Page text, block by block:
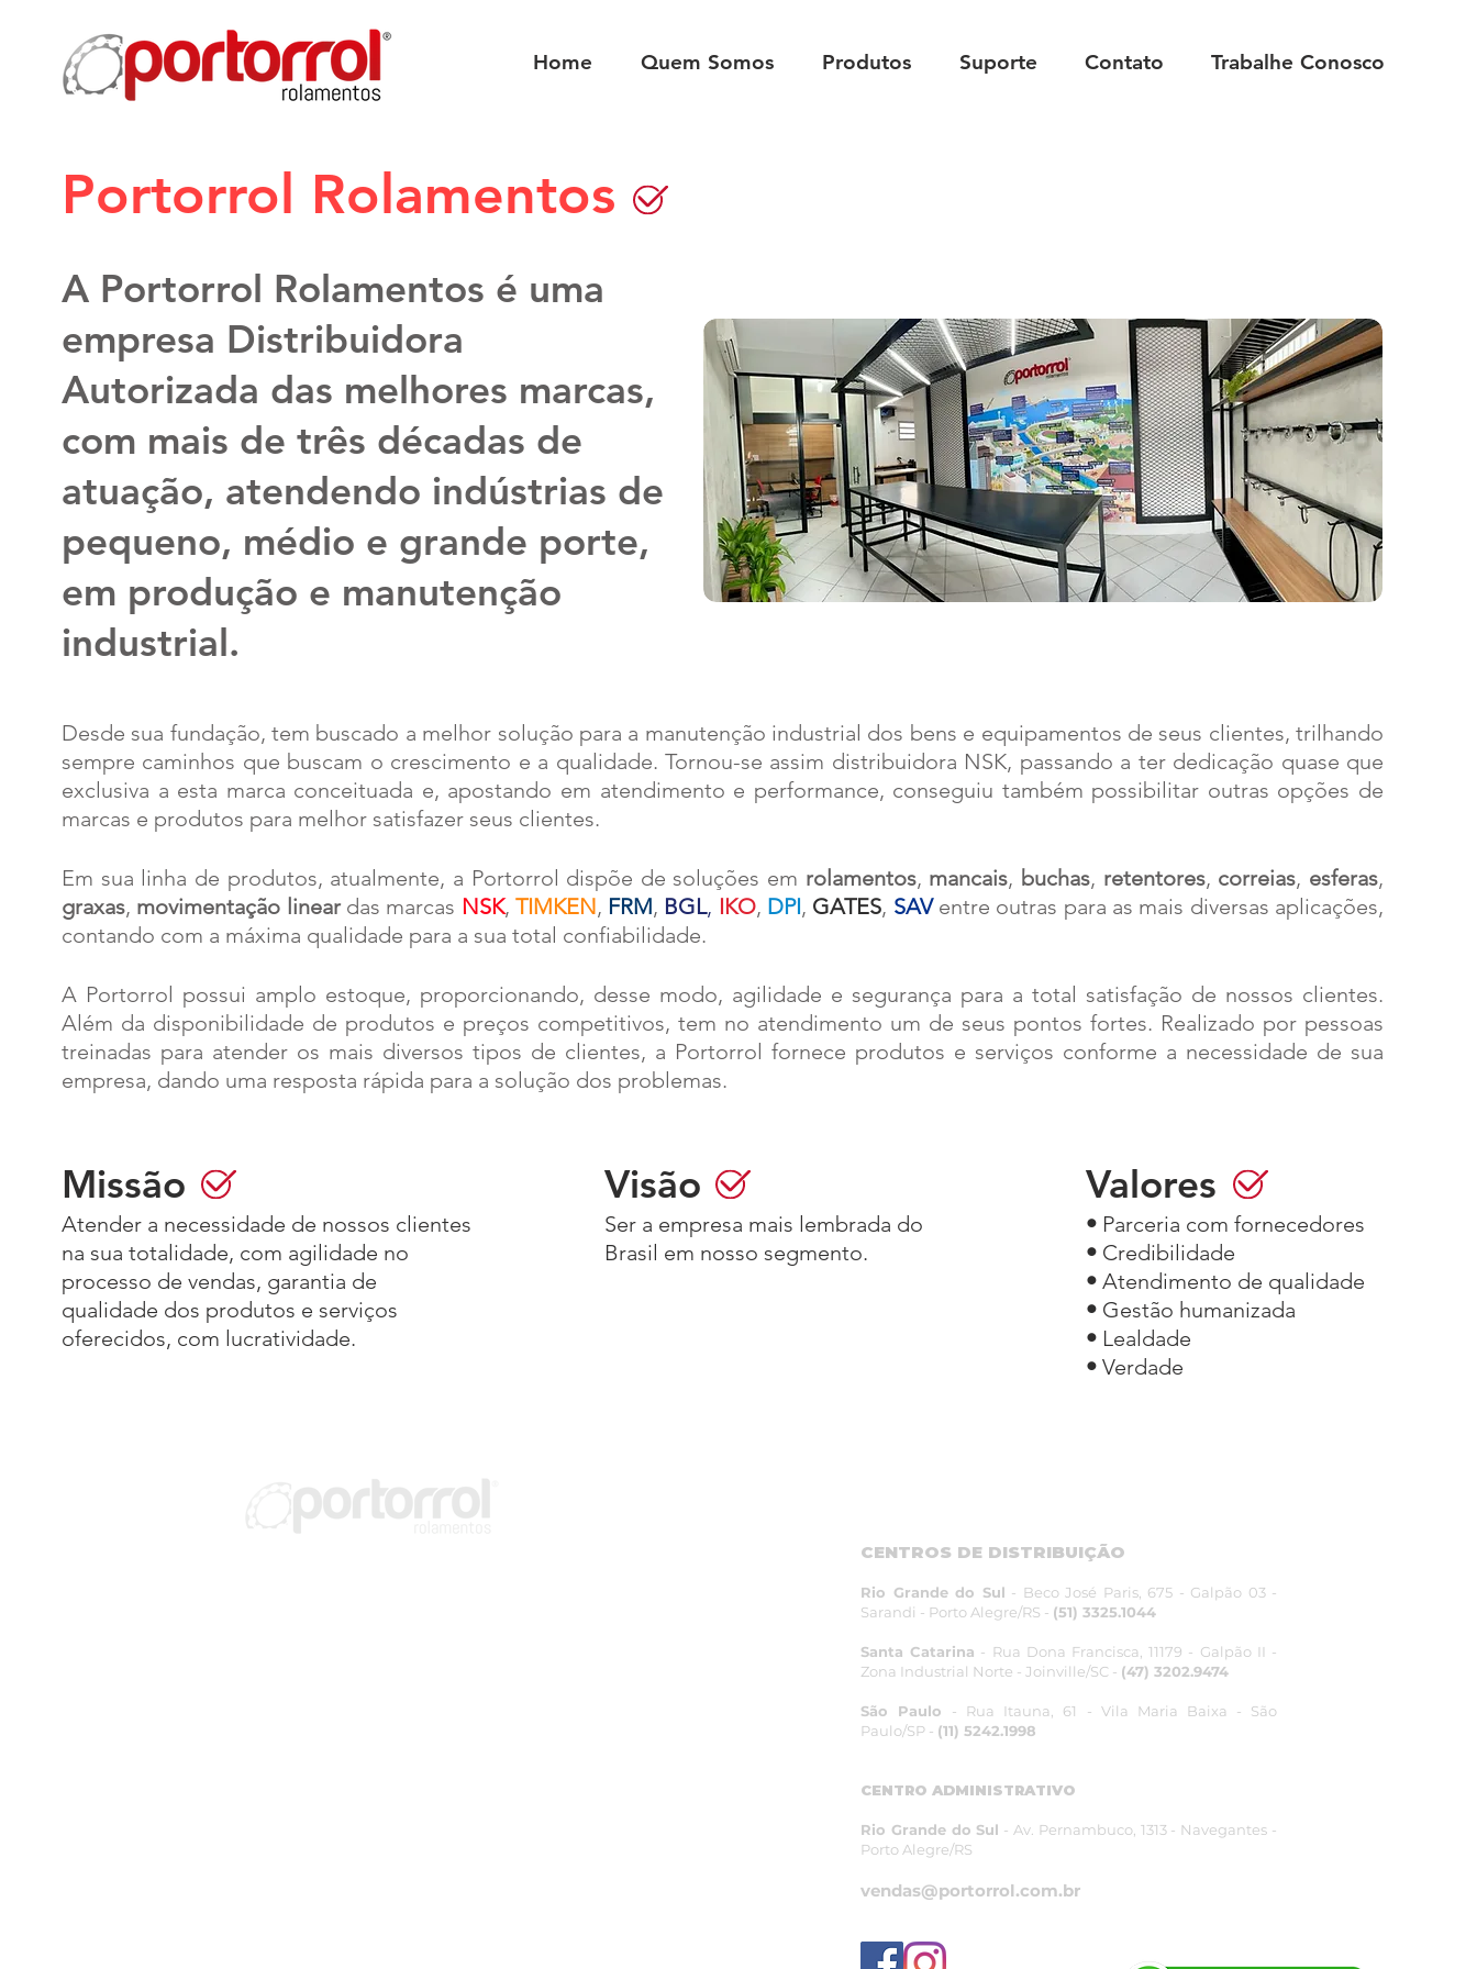
Home Quem Somos Produtos Suporte Contato Trabalhe Conosco
Portorrol Rolamentos
A Portorrol Rolamentos é uma
empresa Distribuidora
Autorizada das melhores marcas,
com mais de três décadas de
atuação, atendendo indústrias de
pequeno, médio e grande porte,
em produção e manutenção
industrial.
Desde sua fundação, tem buscado a melhor solução para a manutenção industrial dos bens e equipamentos de seus clientes, trilhando
sempre caminhos que buscam o crescimento e a qualidade. Tornou-se assim distribuidora NSK, passando a ter dedicação quase que
exclusiva a esta marca conceituada e, apostando em atendimento e performance, conseguiu também possibilitar outras opções de
marcas e produtos para melhor satisfazer seus clientes.
Em sua linha de produtos, atualmente, a Portorrol dispõe de soluções em rolamentos, mancais, buchas, retentores, correias, esferas,
graxas, movimentação linear das marcas NSK, TIMKEN, FRM, BGL, IKO, DPI, GATES, SAV entre outras para as mais diversas aplicações,
contando com a máxima qualidade para a sua total confiabilidade.
A Portorrol possui amplo estoque, proporcionando, desse modo, agilidade e segurança para a total satisfação de nossos clientes.
Além da disponibilidade de produtos e preços competitivos, tem no atendimento um de seus pontos fortes. Realizado por pessoas
treinadas para atender os mais diversos tipos de clientes, a Portorrol fornece produtos e serviços conforme a necessidade de sua
empresa, dando uma resposta rápida para a solução dos problemas.
Missão
Atender a necessidade de nossos clientes
na sua totalidade, com agilidade no
processo de vendas, garantia de
qualidade dos produtos e serviços
oferecidos, com lucratividade.
Visão
Ser a empresa mais lembrada do
Brasil em nosso segmento.
Valores
• Parceria com fornecedores
• Credibilidade
• Atendimento de qualidade
• Gestão humanizada
• Lealdade
• Verdade
CENTROS DE DISTRIBUIÇÃO
Rio Grande do Sul - Beco José Paris, 675 - Galpão 03 -
Sarandi - Porto Alegre/RS - (51) 3325.1044
Santa Catarina - Rua Dona Francisca, 11179 - Galpão II -
Zona Industrial Norte - Joinville/SC - (47) 3202.9474
São Paulo - Rua Itauna, 61 - Vila Maria Baixa - São
Paulo/SP - (11) 5242.1998
CENTRO ADMINISTRATIVO
Rio Grande do Sul - Av. Pernambuco, 1313 - Navegantes -
Porto Alegre/RS
vendas@portorrol.com.br